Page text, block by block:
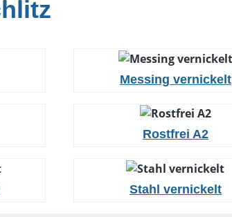
Messing vernickelt
Rostfrei A2
Stahl vernickelt